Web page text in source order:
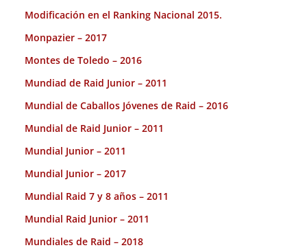
Modificación en el Ranking Nacional 2015.
Monpazier – 2017
Montes de Toledo – 2016
Mundiad de Raid Junior – 2011
Mundial de Caballos Jóvenes de Raid – 2016
Mundial de Raid Junior – 2011
Mundial Junior – 2011
Mundial Junior – 2017
Mundial Raid 7 y 8 años – 2011
Mundial Raid Junior – 2011
Mundiales de Raid – 2018